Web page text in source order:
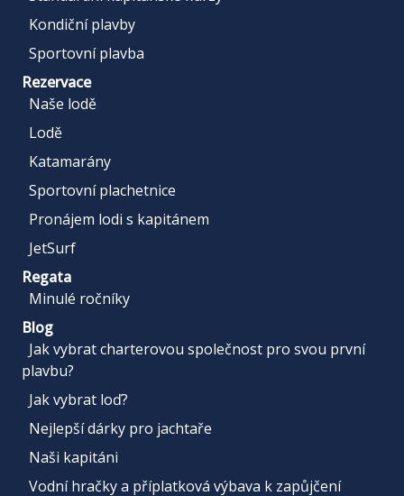
Kondiční plavby
Sportovní plavba
Rezervace
Naše lodě
Lodě
Katamarány
Sportovní plachetnice
Pronájem lodi s kapitánem
JetSurf
Regata
Minulé ročníky
Blog
Jak vybrat charterovou společnost pro svou první
plavbu?
Jak vybrat loď?
Nejlepší dárky pro jachtaře
Naši kapitáni
Vodní hračky a příplatková výbava k zapůjčení